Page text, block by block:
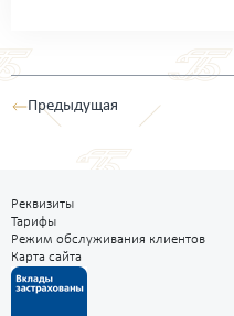
Предыдущая
Реквизиты
Тарифы
Режим обслуживания клиентов
Карта сайта